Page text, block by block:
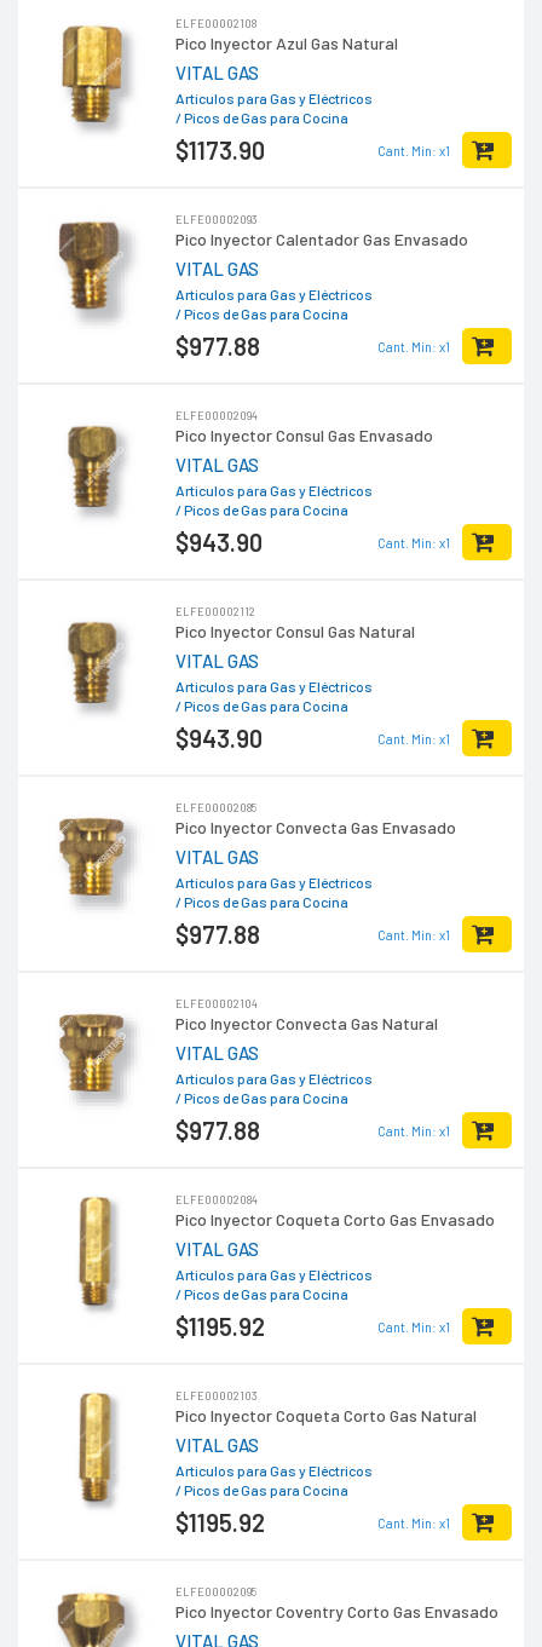
ELFE00002108
Pico Inyector Azul Gas Natural
VITAL GAS
Articulos para Gas y Eléctricos
/ Picos de Gas para Cocina
$1173.90 Cant. Min: x1
ELFE00002093
Pico Inyector Calentador Gas Envasado
VITAL GAS
Articulos para Gas y Eléctricos
/ Picos de Gas para Cocina
$977.88 Cant. Min: x1
ELFE00002094
Pico Inyector Consul Gas Envasado
VITAL GAS
Articulos para Gas y Eléctricos
/ Picos de Gas para Cocina
$943.90 Cant. Min: x1
ELFE00002112
Pico Inyector Consul Gas Natural
VITAL GAS
Articulos para Gas y Eléctricos
/ Picos de Gas para Cocina
$943.90 Cant. Min: x1
ELFE00002085
Pico Inyector Convecta Gas Envasado
VITAL GAS
Articulos para Gas y Eléctricos
/ Picos de Gas para Cocina
$977.88 Cant. Min: x1
ELFE00002104
Pico Inyector Convecta Gas Natural
VITAL GAS
Articulos para Gas y Eléctricos
/ Picos de Gas para Cocina
$977.88 Cant. Min: x1
ELFE00002084
Pico Inyector Coqueta Corto Gas Envasado
VITAL GAS
Articulos para Gas y Eléctricos
/ Picos de Gas para Cocina
$1195.92 Cant. Min: x1
ELFE00002103
Pico Inyector Coqueta Corto Gas Natural
VITAL GAS
Articulos para Gas y Eléctricos
/ Picos de Gas para Cocina
$1195.92 Cant. Min: x1
ELFE00002095
Pico Inyector Coventry Corto Gas Envasado
VITAL GAS